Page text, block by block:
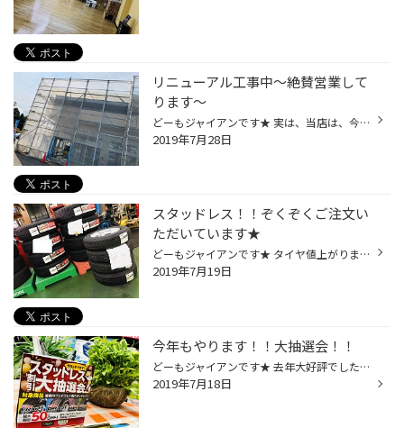
リニューアル工事中～絶賛営業して
ります～
どーもジャイアンです★ 実は、当店は、今 リニューアル工事中なんです！！！！ ですが、 絶賛営業もしております～ いよいよ 北海道のタイヤ館で一番最後のリニューアルとなります そして、 来月は臨時休業がありますので、お間違えの無いようお願いいたします 8/4(日) 通常営業 8/5(月) 臨時休業 8...
2019年7月28日
スタッドレス！！ぞくぞくご注文い
ただいています★
どーもジャイアンです★ タイヤ値上がりまで、残り、12日！！ いよいよ値上がりまでのカウントダウンが始まりました 本日も、ありがたいことに、 駆け込みでのお買い求めがたくさんありました。 本当にありがとうございます 在庫がない場合も、 近隣店舗やメーカーへ直接問い合わせして 手配いたしま...
2019年7月19日
今年もやります！！大抽選会！！
どーもジャイアンです★ 去年大好評でした 「スタッドレス大抽選会」 今年もやります！！ 抽選にお申込みいただいた方の中から 抽選で割引券が当たる大チャンス！！ 最大で５０％OFFもあり！！ お申込み方法 ①店頭にて簡単なアンケートにお答えいただきます これだけです！！ とっても簡単★★★ しかも...
2019年7月18日